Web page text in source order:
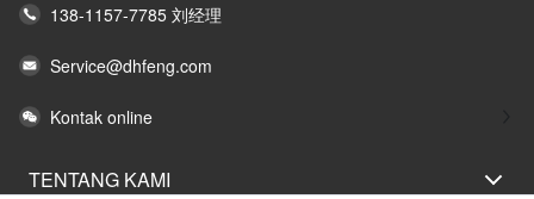
138-1157-7785 刘经理
Service@dhfeng.com
Kontak online
TENTANG KAMI